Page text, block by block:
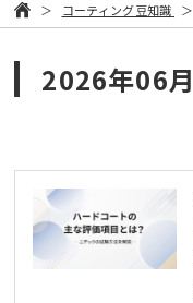
コーティング豆知識
2026年06月